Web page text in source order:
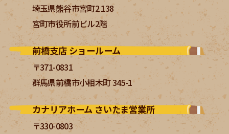
埼玉県熊谷市宮町2 138
宮町市役所前ビル2階
前橋支店 ショールーム
〒371-0831
群馬県前橋市小相木町 345-1
カナリアホーム さいたま営業所
〒330-0803